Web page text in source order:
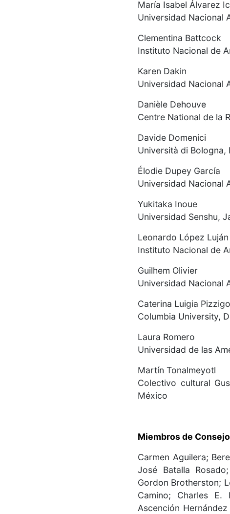
María Isabel Álvarez
Universidad Nacional
Clementina Battcock
Instituto Nacional de
Karen Dakin
Universidad Nacional
Danièle Dehouve
Centre National de la
Davide Domenici
Università di Bologna,
Élodie Dupey García
Universidad Nacional
Yukitaka Inoue
Universidad Senshu,
Leonardo López Luján
Instituto Nacional de
Guilhem Olivier
Universidad Nacional
Caterina Luigia
Columbia University,
Laura Romero
Universidad de las
Martín Tonalmeyotl
Colectivo cultural
México
Miembros de
Carmen Aguilera;
José Batalla
Gordon Brotherston;
Camino; Charles E.
Ascención